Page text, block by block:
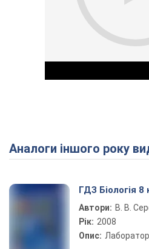
Аналоги іншого року
ГДЗ Біологія 8
Автори: В. В.
Рік: 2008
Опис: